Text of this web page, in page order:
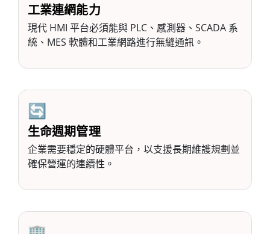
工業連網能力
現代 HMI 平台必須能與 PLC、感測器、SCADA 系
統、MES 軟體和工業網路進行無縫通訊。
🔄
生命週期管理
企業需要穩定的硬體平台，以支援長期維護規劃並
確保營運的連續性。